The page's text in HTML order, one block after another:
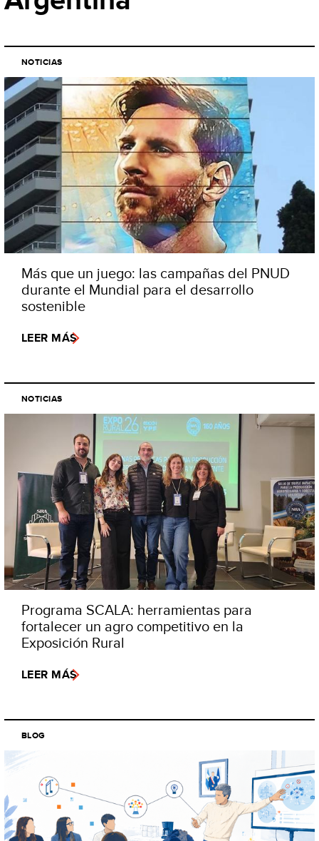
NOTICIAS
Más que un juego: las campañas del PNUD
durante el Mundial para el desarrollo
sostenible
LEER MÁS
NOTICIAS
Programa SCALA: herramientas para
fortalecer un agro competitivo en la
Exposición Rural
LEER MÁS
BLOG